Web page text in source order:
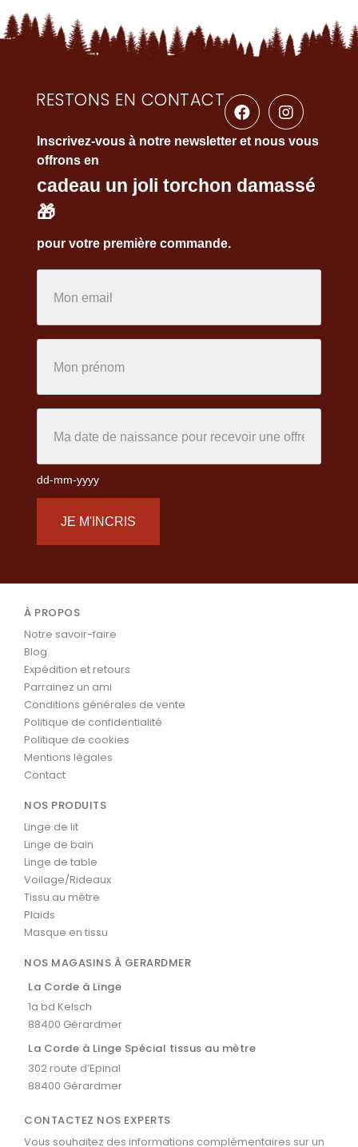
RESTONS EN CONTACT
Inscrivez-vous à notre newsletter et nous vous
offrons en
cadeau un joli torchon damassé
🎁
pour votre première commande.
dd-mm-yyyy
JE M'INCRIS
À PROPOS
Notre savoir-faire
Blog
Expédition et retours
Parrainez un ami
Conditions générales de vente
Politique de confidentialité
Politique de cookies
Mentions légales
Contact
NOS PRODUITS
Linge de lit
Linge de bain
Linge de table
Voilage/Rideaux
Tissu au mètre
Plaids
Masque en tissu
NOS MAGASINS À GERARDMER
La Corde à Linge
1a bd Kelsch
88400 Gérardmer
La Corde à Linge Spécial tissus au mètre
302 route d’Epinal
88400 Gérardmer
CONTACTEZ NOS EXPERTS
Vous souhaitez des informations complémentaires sur un